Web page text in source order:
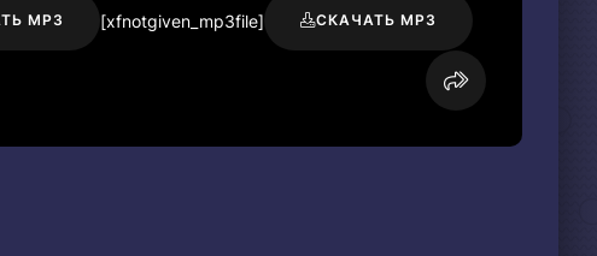
MP3 [xfnotgiven_mp3file] СКАЧАТЬ MP3